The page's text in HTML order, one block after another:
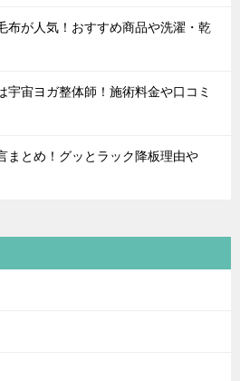
布が人気！おすすめ商品や洗濯・乾
宇宙ヨガ整体師！施術料金や口コミ
まとめ！グッとラック降板理由や